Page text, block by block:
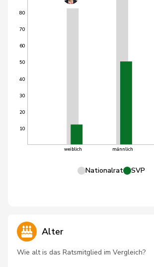
10
20
30
40
50
60
70
80
weiblich männlich
Nationalrat SVP
Alter
Wie alt is das Ratsmitglied im Vergleich?